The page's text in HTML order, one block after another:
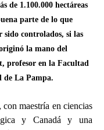
de 1.100.000 hectáreas
parte de lo que
controlados, si las
la mano del
profesor en la Facultad
de La Pampa.
maestría en ciencias
y Canadá y una